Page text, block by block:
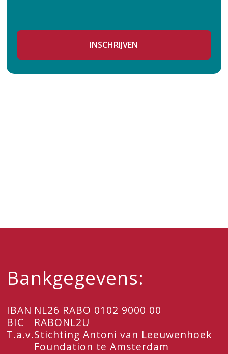
Bankgegevens:
IBAN NL26 RABO 0102 9000 00
BIC
RABONL2U
T.a.v.Stichting Antoni van Leeuwenhoek
Foundation te Amsterdam